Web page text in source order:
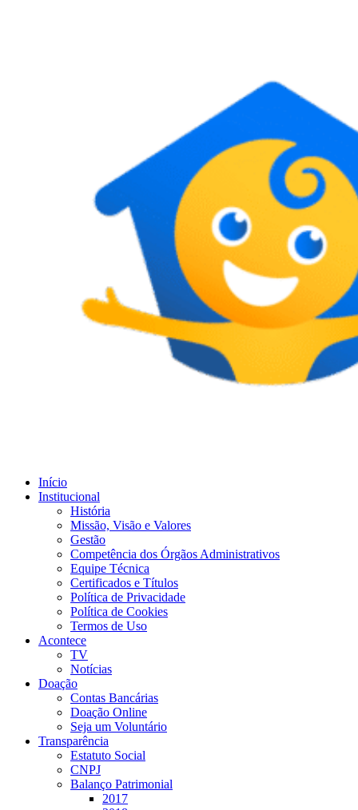
Início
Institucional
História
Missão, Visão e Valores
Gestão
Competência dos Órgãos Administrativos
Equipe Técnica
Certificados e Títulos
Política de Privacidade
Política de Cookies
Termos de Uso
Acontece
TV
Notícias
Doação
Contas Bancárias
Doação Online
Seja um Voluntário
Transparência
Estatuto Social
CNPJ
Balanço Patrimonial
2017